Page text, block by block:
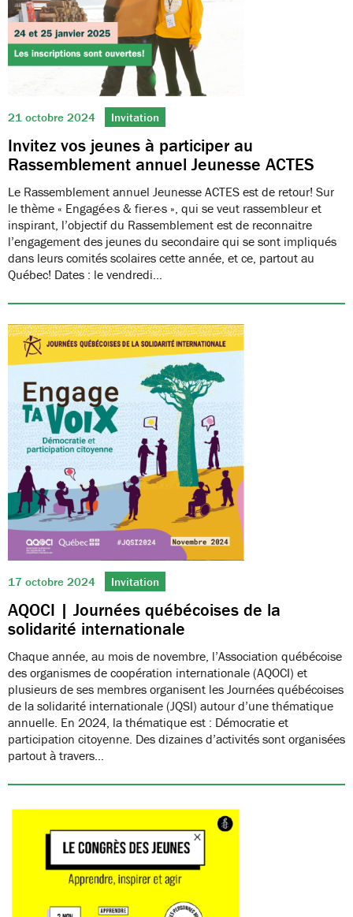
21 octobre 2024 Invitation
Invitez vos jeunes à participer au
Rassemblement annuel Jeunesse ACTES
Le Rassemblement annuel Jeunesse ACTES est de retour! Sur
le thème « Engagé·e·s & fier·e·s », qui se veut rassembleur et
inspirant, l’objectif du Rassemblement est de reconnaitre
l’engagement des jeunes du secondaire qui se sont impliqués
dans leurs comités scolaires cette année, et ce, partout au
Québec! Dates : le vendredi…
17 octobre 2024 Invitation
AQOCI | Journées québécoises de la
solidarité internationale
Chaque année, au mois de novembre, l’Association québécoise
des organismes de coopération internationale (AQOCI) et
plusieurs de ses membres organisent les Journées québécoises
de la solidarité internationale (JQSI) autour d’une thématique
annuelle. En 2024, la thématique est : Démocratie et
participation citoyenne. Des dizaines d’activités sont organisées
partout à travers…